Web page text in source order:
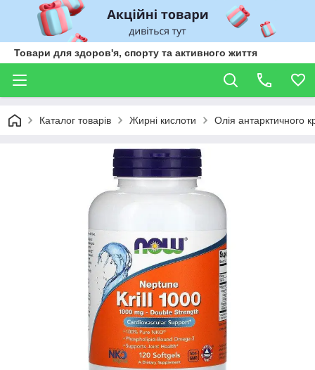
Товари для здоров'я, спорту та активного життя
Каталог товарів Жирні кислоти Олія антарктичного